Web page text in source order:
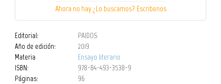
Ahora no hay ¿Lo buscamos? Escribenos
Editorial:
PAIDOS
Año de edición:
2019
Materia
Ensayo literario
ISBN:
978-84-493-3538-9
Páginas:
96